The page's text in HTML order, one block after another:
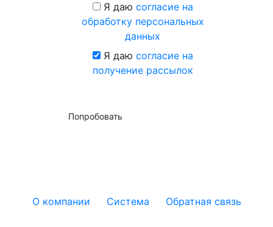
Я даю согласие на
обработку персональных
данных
Я даю согласие на
получение рассылок
Попробовать
О компании Система Обратная связь